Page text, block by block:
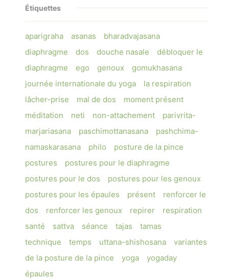
Étiquettes
aparigraha asanas
bharadvajasana
diaphragme
dos douche nasale
débloquer le
diaphragme
ego genoux
gomukhasana
journée internationale du yoga
la respiration
lâcher-prise
mal de dos
moment présent
méditation
neti non-attachement
parivrita-
marjariasana
paschimottanasana
pashchima-
namaskarasana
philo
posture de la pince
postures
postures pour le diaphragme
postures pour le dos
postures pour les genoux
postures pour les épaules
présent
renforcer le
dos
renforcer les genoux repirer
respiration
santé
sattva séance tajas
tamas
technique
temps uttana-shishosana
variantes
de la posture de la pince
yoga
yogaday
épaules